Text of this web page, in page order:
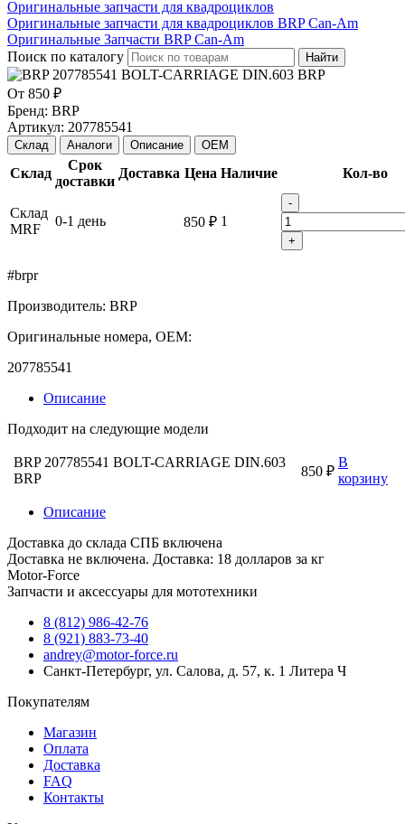
Оригинальные запчасти для квадроциклов
Оригинальные запчасти для квадроциклов BRP Can-Am
Оригинальные Запчасти BRP Can-Am
Поиск по каталогу
Найти
От 850 ₽
Бренд: BRP
Артикул: 207785541
Склад Аналоги Описание OEM
Склад
Срок
доставки
Доставка Цена Наличие Кол-во
Склад
MRF
0-1 день 850 ₽ 1
-
+
#brpr
Производитель: BRP
Оригинальные номера, OEM:
207785541
Описание
Подходит на следующие модели
BRP 207785541 BOLT-CARRIAGE DIN.603
BRP
850 ₽
В
корзину
Описание
Доставка до склада СПБ включена
Доставка не включена. Доставка: 18 долларов за кг
Motor-Force
Запчасти и аксессуары для мототехники
8 (812) 986-42-76
8 (921) 883-73-40
andrey@motor-force.ru
Санкт-Петербург, ул. Салова, д. 57, к. 1 Литера Ч
Покупателям
Магазин
Оплата
Доставка
FAQ
Контакты